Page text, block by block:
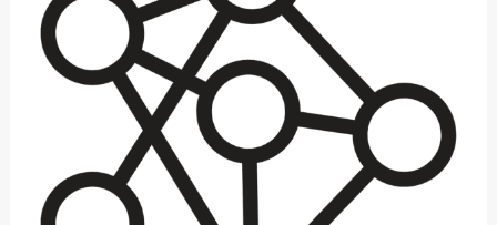
APPROCHES
SOCIALES,
CULTURELLES
ET
SYSTÉMIQUES